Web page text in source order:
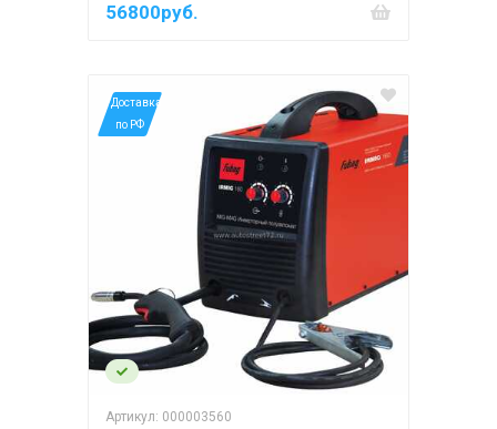
56800руб.
*Доставка
по РФ
Артикул: 000003560